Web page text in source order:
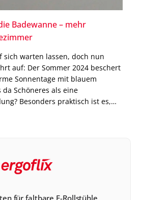
Badewanne – mehr
sich warten lassen, doch nun
auf: Der Sommer 2024 beschert
Sonnentage mit blauem
Schöneres als eine
Besonders praktisch ist es,